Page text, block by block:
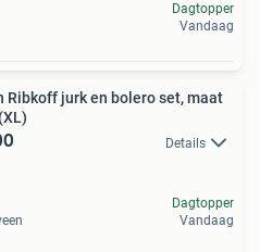
Dagtopper
Vandaag
Ribkoff jurk en bolero set, maat
Details
Dagtopper
Vandaag